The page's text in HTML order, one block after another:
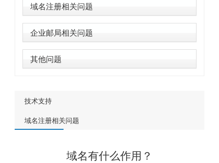
域名注册相关问题
企业邮局相关问题
其他问题
技术支持
域名注册相关问题
域名有什么作用？